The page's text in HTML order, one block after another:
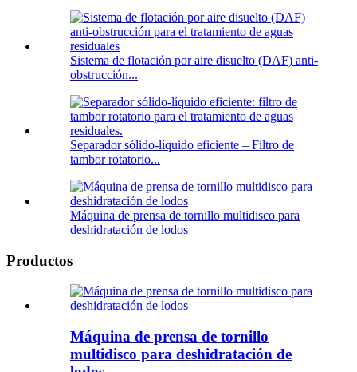
Sistema de flotación por aire disuelto (DAF) anti-
obstrucción...
Separador sólido-líquido eficiente – Filtro de
tambor rotatorio...
Máquina de prensa de tornillo multidisco para
deshidratación de lodos
Productos
Máquina de prensa de tornillo
multidisco para deshidratación de